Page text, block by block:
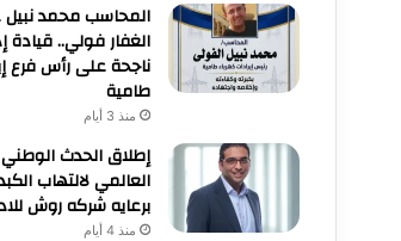
المحاسب محمد نبيل
الغفار فولي.. قيادة
ناجحة على رأس فرع
طامية
منذ 3 أيام
إطلاق الحدث
برعايه شركه روش
منذ 4 أيام